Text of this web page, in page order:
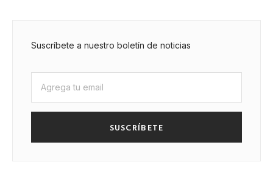
Suscríbete a nuestro boletín de noticias
SUSCRÍBETE